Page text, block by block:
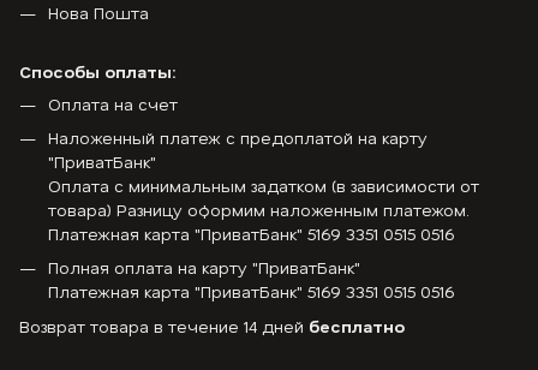
Нова Пошта
Способы оплаты:
Оплата на счет
Наложенный платеж с предоплатой на карту
"ПриватБанк"
Оплата с минимальным задатком (в зависимости от
товара) Разницу оформим наложенным платежом.
Платежная карта "ПриватБанк" 5169 3351 0515 0516
Полная оплата на карту "ПриватБанк"
Платежная карта "ПриватБанк" 5169 3351 0515 0516
Возврат товара в течение 14 дней бесплатно